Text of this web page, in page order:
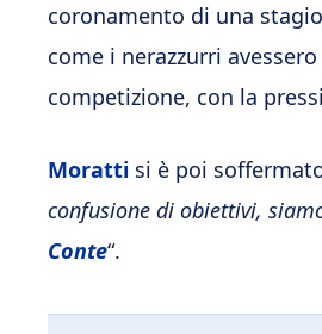
coronamento di una
come i nerazzurri
competizione, con la
Moratti si è poi
confusione di obiettivi,
Conte“.